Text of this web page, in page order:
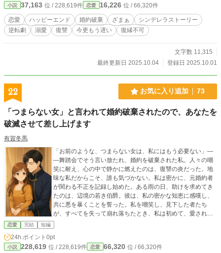
小説 37,163 位 / 228,619件 恋愛 16,226 位 / 66,320件
恋愛 ハッピーエンド 婚約破棄 ざまぁ
シンデレラストーリー
逆転劇
溺愛 復讐 今更もう遅い 復縁不可
文字数 11,315
最終更新日 2025.10.04
登録日 2025.10.01
22 お気に入り追加 73
「つまらない女」と言われて婚約破棄されたので、あなたを
破滅させて差し上げます
有賀冬馬
「お前のような、つまらない女は、私にはもう必要ない」―
―舞踏会でそう言い放たれ、婚約を破棄された私。人々の嘲
笑に耐え、心の中で静かに燃えたのは、復讐の炎だった。地
味な私だからこそ、誰も気づかない。私は密かに、元婚約者
が関わる不正を記録し始めた。ある雨の日、助けを求めてき
たのは、辺境の若き伯爵。彼は、私の密かな知恵に感嘆し、
共に悪を暴くことを誓った。私を嘲笑し、見下した者たち
が、すべてを失って崩れ落ちたとき、私は初めて、愛される
喜びを知る。
恋愛 完結 短編
24h.ポイント 0pt
小説 228,619 位 / 228,619件 恋愛 66,320 位 / 66,320件